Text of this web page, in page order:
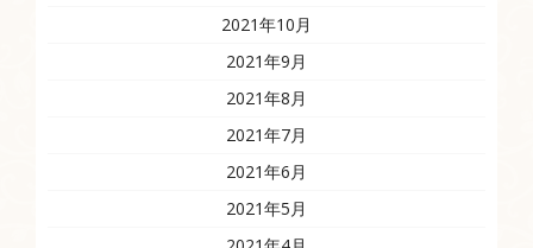
2021年10月
2021年9月
2021年8月
2021年7月
2021年6月
2021年5月